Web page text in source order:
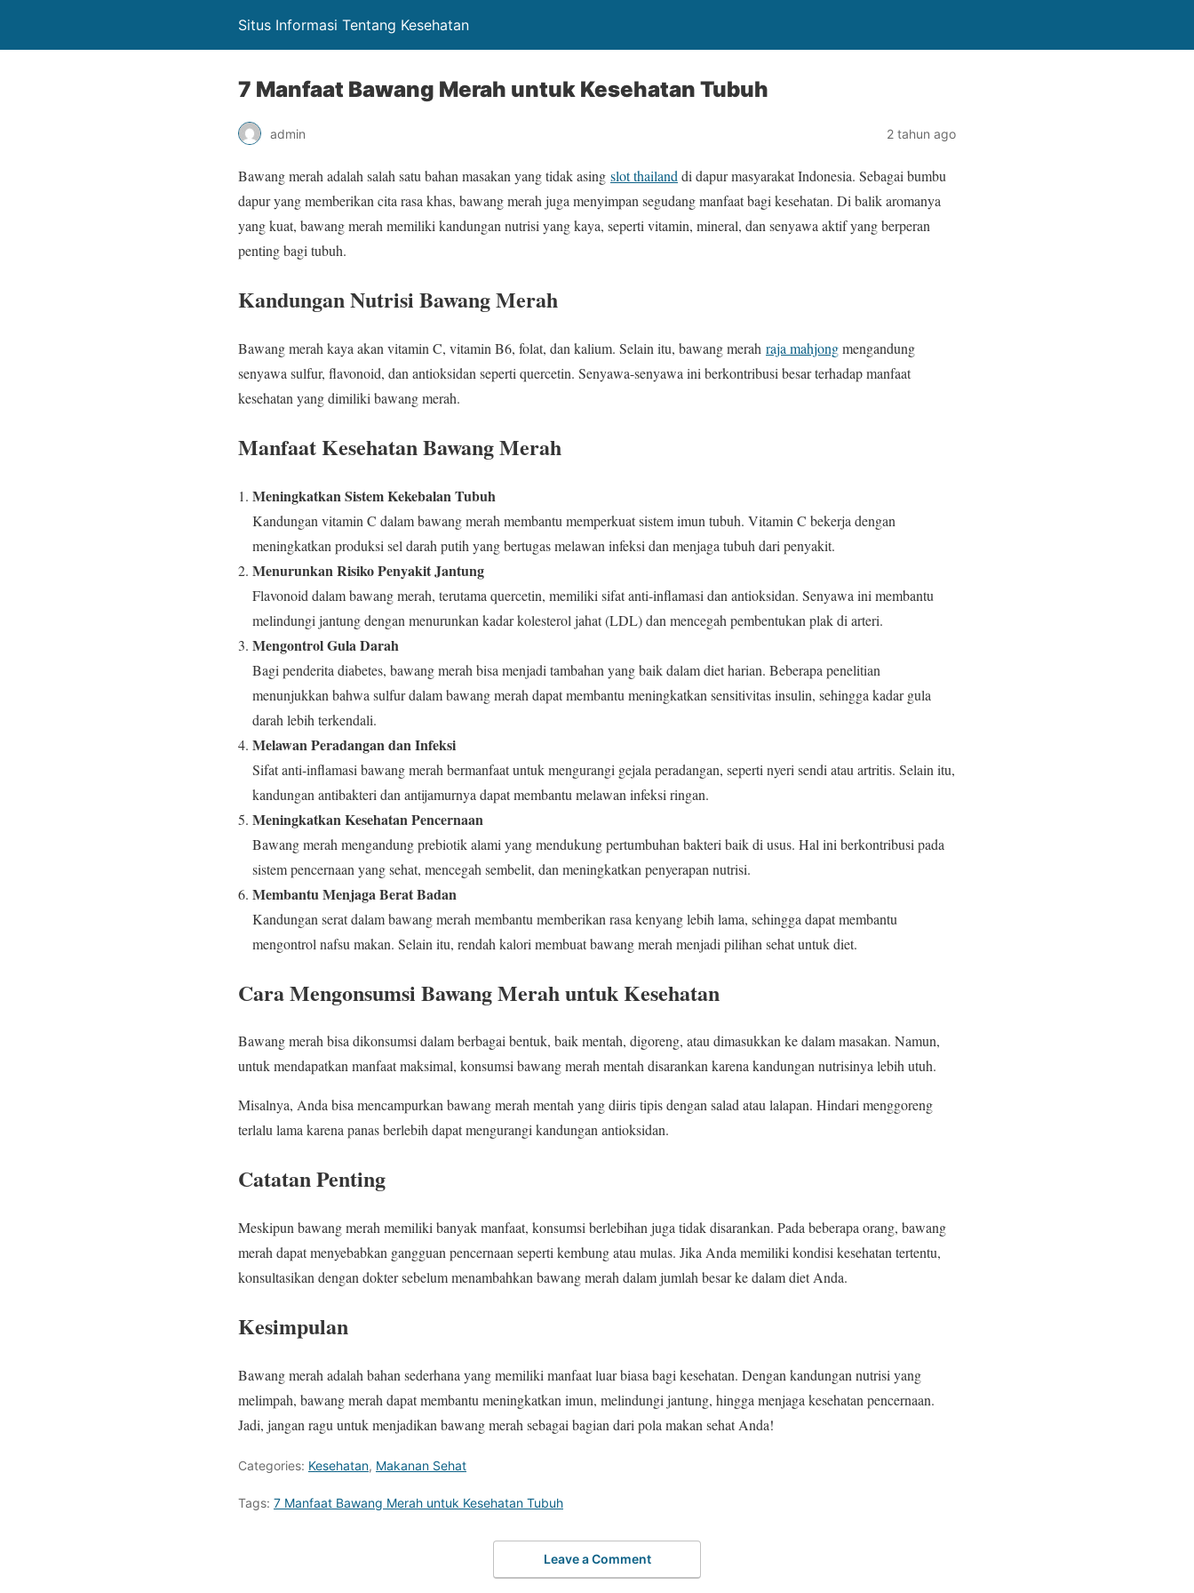
Situs Informasi Tentang Kesehatan
7 Manfaat Bawang Merah untuk Kesehatan Tubuh
admin 2 tahun ago
Bawang merah adalah salah satu bahan masakan yang tidak asing slot thailand di dapur masyarakat Indonesia. Sebagai bumbu
dapur yang memberikan cita rasa khas, bawang merah juga menyimpan segudang manfaat bagi kesehatan. Di balik aromanya
yang kuat, bawang merah memiliki kandungan nutrisi yang kaya, seperti vitamin, mineral, dan senyawa aktif yang berperan
penting bagi tubuh.
Kandungan Nutrisi Bawang Merah
Bawang merah kaya akan vitamin C, vitamin B6, folat, dan kalium. Selain itu, bawang merah raja mahjongmengandung
senyawa sulfur, flavonoid, dan antioksidan seperti quercetin. Senyawa-senyawa ini berkontribusi besar terhadap manfaat
kesehatan yang dimiliki bawang merah.
Manfaat Kesehatan Bawang Merah
Meningkatkan Sistem Kekebalan Tubuh
Kandungan vitamin C dalam bawang merah membantu memperkuat sistem imun tubuh. Vitamin C bekerja dengan
meningkatkan produksi sel darah putih yang bertugas melawan infeksi dan menjaga tubuh dari penyakit.
Menurunkan Risiko Penyakit Jantung
Flavonoid dalam bawang merah, terutama quercetin, memiliki sifat anti-inflamasi dan antioksidan. Senyawa ini membantu
melindungi jantung dengan menurunkan kadar kolesterol jahat (LDL) dan mencegah pembentukan plak di arteri.
Mengontrol Gula Darah
Bagi penderita diabetes, bawang merah bisa menjadi tambahan yang baik dalam diet harian. Beberapa penelitian
menunjukkan bahwa sulfur dalam bawang merah dapat membantu meningkatkan sensitivitas insulin, sehingga kadar gula
darah lebih terkendali.
Melawan Peradangan dan Infeksi
Sifat anti-inflamasi bawang merah bermanfaat untuk mengurangi gejala peradangan, seperti nyeri sendi atau artritis. Selain itu,
kandungan antibakteri dan antijamurnya dapat membantu melawan infeksi ringan.
Meningkatkan Kesehatan Pencernaan
Bawang merah mengandung prebiotik alami yang mendukung pertumbuhan bakteri baik di usus. Hal ini berkontribusi pada
sistem pencernaan yang sehat, mencegah sembelit, dan meningkatkan penyerapan nutrisi.
Membantu Menjaga Berat Badan
Kandungan serat dalam bawang merah membantu memberikan rasa kenyang lebih lama, sehingga dapat membantu
mengontrol nafsu makan. Selain itu, rendah kalori membuat bawang merah menjadi pilihan sehat untuk diet.
Cara Mengonsumsi Bawang Merah untuk Kesehatan
Bawang merah bisa dikonsumsi dalam berbagai bentuk, baik mentah, digoreng, atau dimasukkan ke dalam masakan. Namun,
untuk mendapatkan manfaat maksimal, konsumsi bawang merah mentah disarankan karena kandungan nutrisinya lebih utuh.
Misalnya, Anda bisa mencampurkan bawang merah mentah yang diiris tipis dengan salad atau lalapan. Hindari menggoreng
terlalu lama karena panas berlebih dapat mengurangi kandungan antioksidan.
Catatan Penting
Meskipun bawang merah memiliki banyak manfaat, konsumsi berlebihan juga tidak disarankan. Pada beberapa orang, bawang
merah dapat menyebabkan gangguan pencernaan seperti kembung atau mulas. Jika Anda memiliki kondisi kesehatan tertentu,
konsultasikan dengan dokter sebelum menambahkan bawang merah dalam jumlah besar ke dalam diet Anda.
Kesimpulan
Bawang merah adalah bahan sederhana yang memiliki manfaat luar biasa bagi kesehatan. Dengan kandungan nutrisi yang
melimpah, bawang merah dapat membantu meningkatkan imun, melindungi jantung, hingga menjaga kesehatan pencernaan.
Jadi, jangan ragu untuk menjadikan bawang merah sebagai bagian dari pola makan sehat Anda!
Categories: Kesehatan, Makanan Sehat
Tags: 7 Manfaat Bawang Merah untuk Kesehatan Tubuh
Leave a Comment